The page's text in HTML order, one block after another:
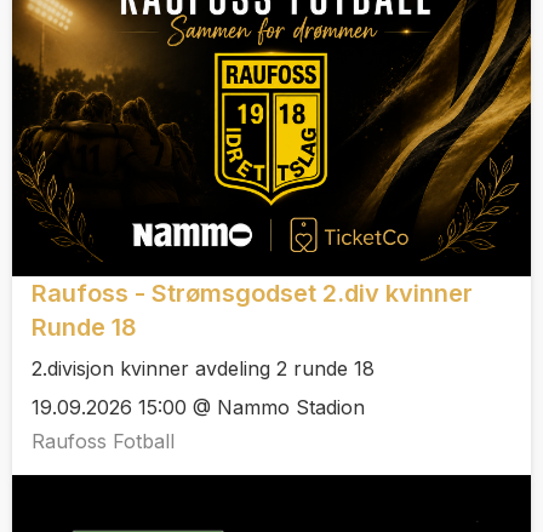
Raufoss - Strømsgodset 2.div kvinner
Runde 18
2.divisjon kvinner avdeling 2 runde 18
19.09.2026 15:00 @ Nammo Stadion
Raufoss Fotball